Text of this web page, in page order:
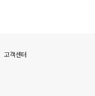
고객센터